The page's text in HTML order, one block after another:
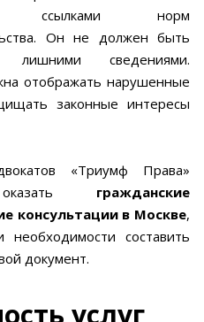
ссылками норм
Он не должен быть
лишними сведениями.
отображать нарушенные
законные интересы
«Триумф Права»
гражданские
консультации в Москве,
составить
документ.
услуг